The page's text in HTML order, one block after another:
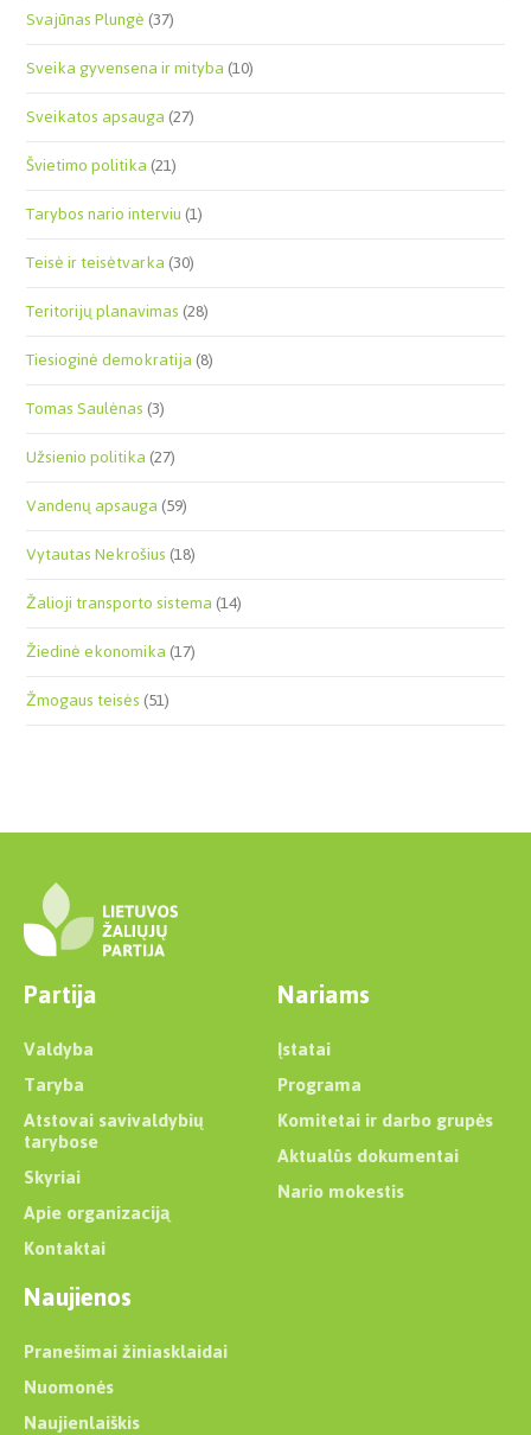
Svajūnas Plungė(37)
Sveika gyvensena ir mityba(10)
Sveikatos apsauga(27)
Švietimo politika(21)
Tarybos nario interviu(1)
Teisė ir teisėtvarka(30)
Teritorijų planavimas(28)
Tiesioginė demokratija(8)
Tomas Saulėnas(3)
Užsienio politika(27)
Vandenų apsauga(59)
Vytautas Nekrošius(18)
Žalioji transporto sistema(14)
Žiedinė ekonomika(17)
Žmogaus teisės(51)
Partija
Valdyba
Taryba
Atstovai savivaldybių
tarybose
Skyriai
Apie organizaciją
Kontaktai
Nariams
Įstatai
Programa
Komitetai ir darbo grupės
Aktualūs dokumentai
Nario mokestis
Naujienos
Pranešimai žiniasklaidai
Nuomonės
Naujienlaiškis